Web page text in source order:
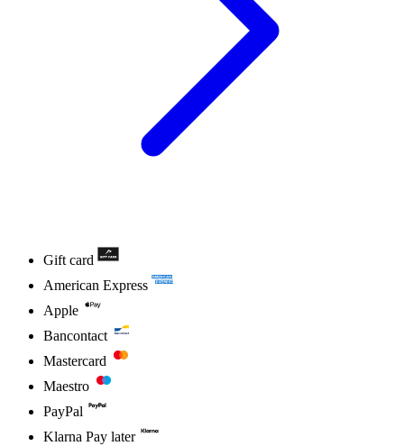
Gift card
American Express
Apple
Bancontact
Mastercard
Maestro
PayPal
Klarna Pay later